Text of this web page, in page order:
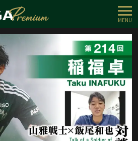
MENU